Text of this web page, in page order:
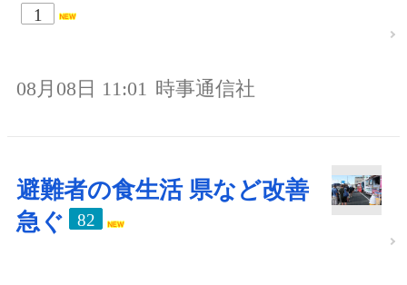
1
08月08日 11:01 時事通信社
避難者の食生活 県など改善
急ぐ
82